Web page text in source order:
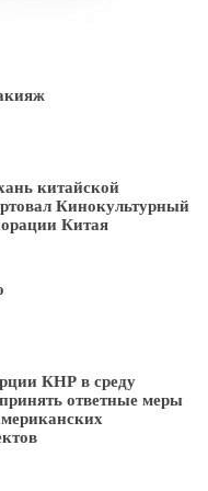
китайской
Кинокультурный
Китая
КНР в среду
ответные меры